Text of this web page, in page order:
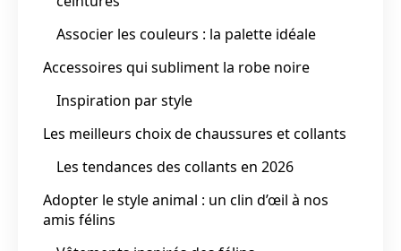
Associer les couleurs : la palette idéale
Accessoires qui subliment la robe noire
Inspiration par style
Les meilleurs choix de chaussures et collants
Les tendances des collants en 2026
Adopter le style animal : un clin d’œil à nos
amis félins